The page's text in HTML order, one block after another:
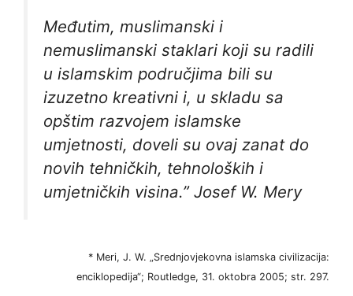
Međutim, muslimanski i
nemuslimanski staklari koji su radili
u islamskim područjima bili su
izuzetno kreativni i, u skladu sa
opštim razvojem islamske
umjetnosti, doveli su ovaj zanat do
novih tehničkih, tehnoloških i
umjetničkih visina.”Josef W. Mery
* Meri, J. W. „Srednjovjekovna islamska civilizacija:
enciklopedija“; Routledge, 31. oktobra 2005; str. 297.